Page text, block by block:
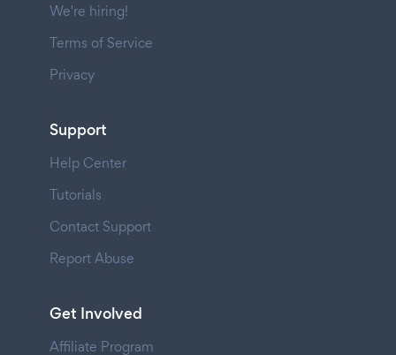
We're hiring!
Terms of Service
Privacy
Support
Help Center
Tutorials
Contact Support
Report Abuse
Get Involved
Affiliate Program